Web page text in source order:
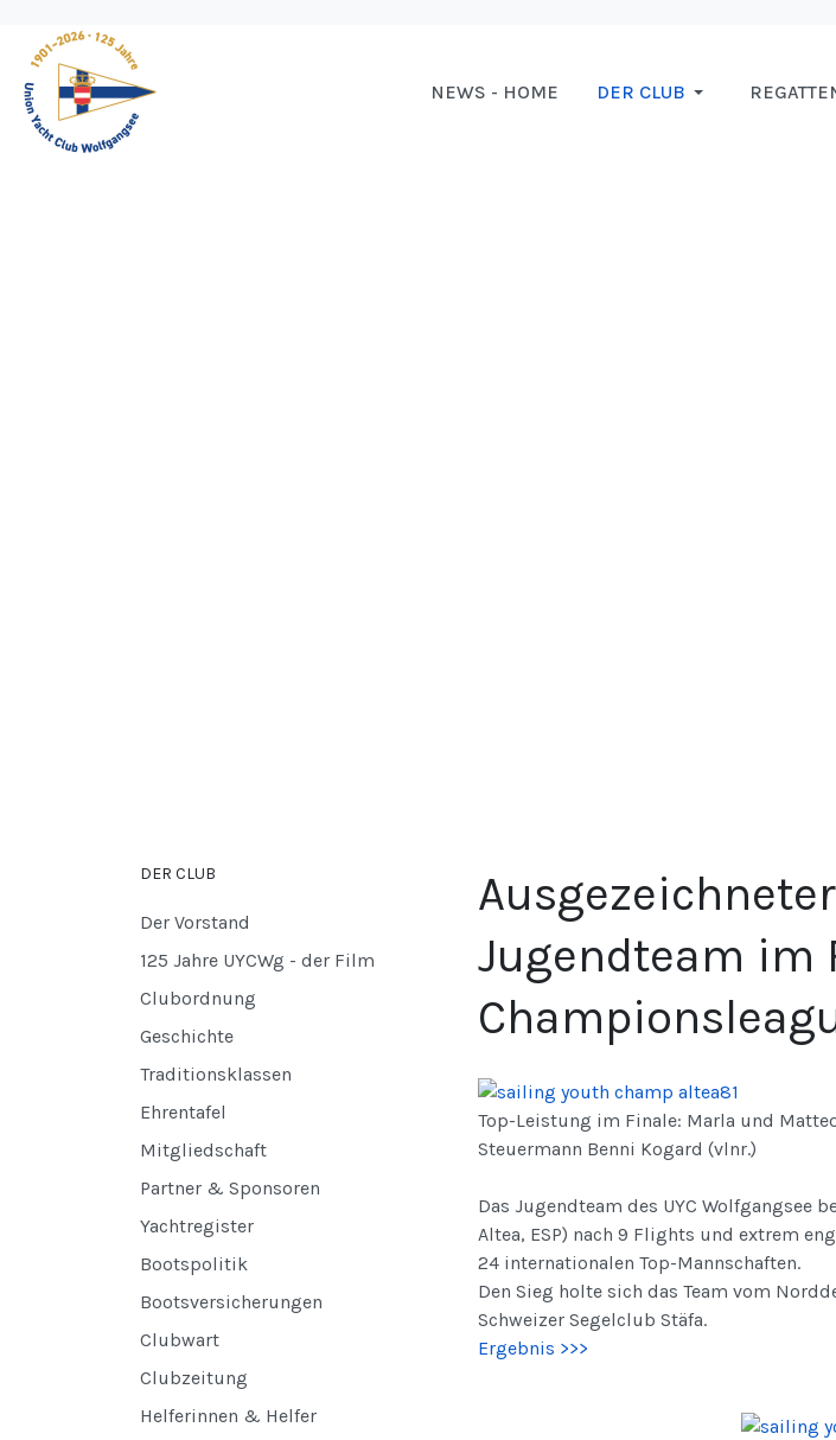
NEWS - HOME DER CLUB
Jugendteam im
Top-Leistung im Finale: Marla und
Steuermann Benni Kogard (vlnr.)
Das Jugendteam des UYC Wolfgangsee
Altea, ESP) nach 9 Flights und extrem
24 internationalen Top-Mannschaften.
Den Sieg holte sich das Team vom
Schweizer Segelclub Stäfa.
Ergebnis >>>
DER CLUB
Der Vorstand
125 Jahre UYCWg - der Film
Clubordnung
Geschichte
Traditionsklassen
Ehrentafel
Mitgliedschaft
Partner & Sponsoren
Yachtregister
Bootspolitik
Bootsversicherungen
Clubwart
Clubzeitung
Helferinnen & Helfer